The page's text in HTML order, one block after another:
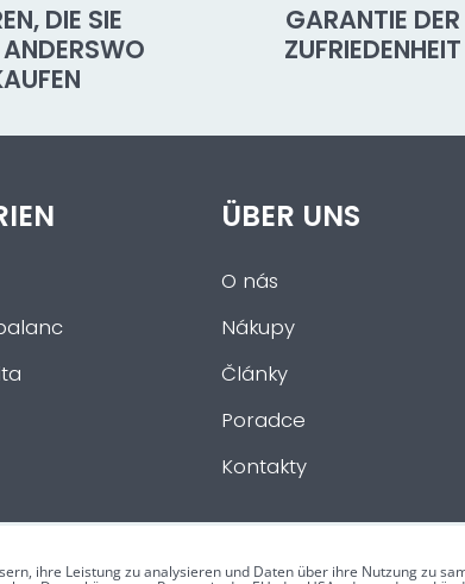
DIE SIE
GARANTIE DER
ZUFRIEDENHEIT
ÜBER UNS
O nás
Nákupy
Články
Poradce
Kontakty
ihre Leistung zu analysieren und Daten über ihre Nutzung zu